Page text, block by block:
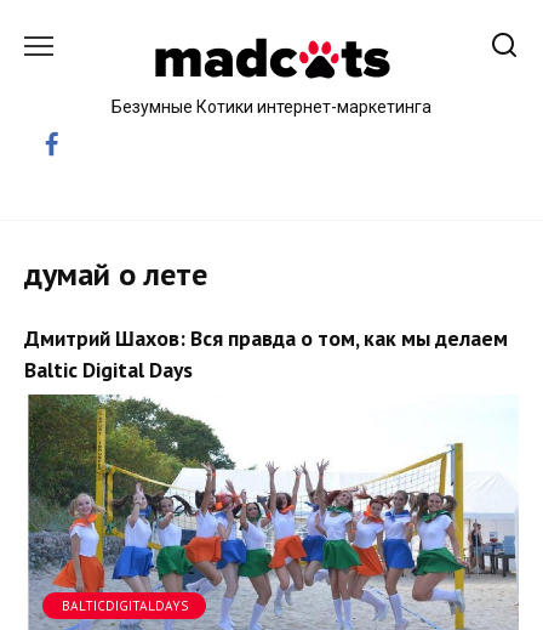
Безумные Котики интернет-маркетинга
думай о лете
Дмитрий Шахов: Вся правда о том, как мы делаем
Baltic Digital Days
BALTICDIGITALDAYS